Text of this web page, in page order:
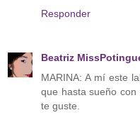
Responder
Beatriz
MARINA: A mí este
que hasta sueño
te guste.